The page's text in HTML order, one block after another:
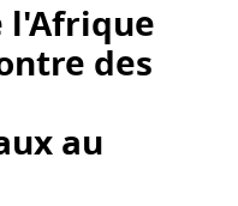
l'Afrique
des
au